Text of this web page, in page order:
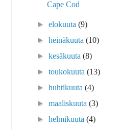
Cape Cod
►elokuuta(9)
►heinäkuuta(10)
►kesäkuuta(8)
►toukokuuta(13)
►huhtikuuta(4)
►maaliskuuta(3)
►helmikuuta(4)